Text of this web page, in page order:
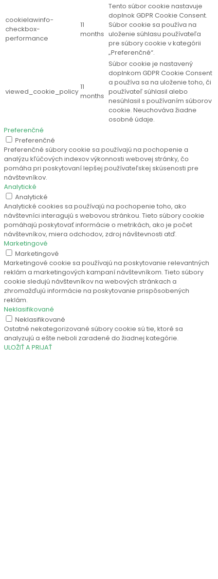
cookielawinfo-
checkbox-
performance
11
months
Tento súbor cookie nastavuje
doplnok GDPR Cookie Consent.
Súbor cookie sa používa na
uloženie súhlasu používateľa
pre súbory cookie v kategórii
„Preferenčné“.
viewed_cookie_policy
11
months
Súbor cookie je nastavený
doplnkom GDPR Cookie Consent
a používa sa na uloženie toho, či
používateľ súhlasil alebo
nesúhlasil s používaním súborov
cookie. Neuchováva žiadne
osobné údaje.
Preferenčné
Preferenčné
Preferenčné súbory cookie sa používajú na pochopenie a
analýzu kľúčových indexov výkonnosti webovej stránky, čo
pomáha pri poskytovaní lepšej používateľskej skúsenosti pre
návštevníkov.
Analytické
Analytické
Analytické cookies sa používajú na pochopenie toho, ako
návštevníci interagujú s webovou stránkou. Tieto súbory cookie
pomáhajú poskytovať informácie o metrikách, ako je počet
návštevníkov, miera odchodov, zdroj návštevnosti atď.
Marketingové
Marketingové
Marketingové cookie sa používajú na poskytovanie relevantných
reklám a marketingových kampaní návštevníkom. Tieto súbory
cookie sledujú návštevníkov na webových stránkach a
zhromažďujú informácie na poskytovanie prispôsobených
reklám.
Neklasifikované
Neklasifikované
Ostatné nekategorizované súbory cookie sú tie, ktoré sa
analyzujú a ešte neboli zaradené do žiadnej kategórie.
ULOŽIŤ A PRIJAŤ